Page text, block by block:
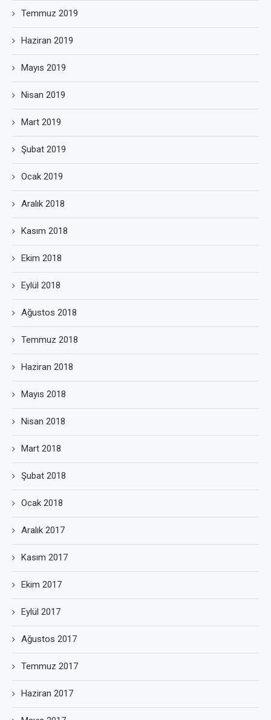
Temmuz 2019
Haziran 2019
Mayıs 2019
Nisan 2019
Mart 2019
Şubat 2019
Ocak 2019
Aralık 2018
Kasım 2018
Ekim 2018
Eylül 2018
Ağustos 2018
Temmuz 2018
Haziran 2018
Mayıs 2018
Nisan 2018
Mart 2018
Şubat 2018
Ocak 2018
Aralık 2017
Kasım 2017
Ekim 2017
Eylül 2017
Ağustos 2017
Temmuz 2017
Haziran 2017